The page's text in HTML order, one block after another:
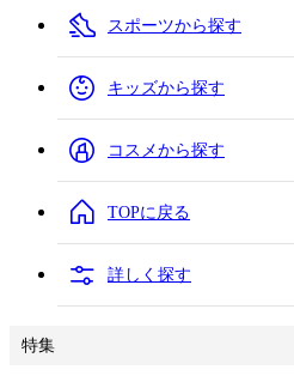
スポーツから探す
キッズから探す
コスメから探す
TOPに戻る
詳しく探す
特集